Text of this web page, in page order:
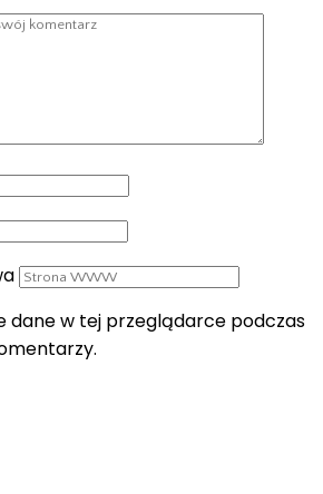
dane w tej przeglądarce podczas